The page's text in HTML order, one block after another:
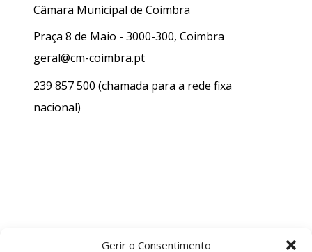
Gerir o Consentimento
Câmara Municipal de Coimbra
Praça 8 de Maio - 3000-300, Coimbra
geral@cm-coimbra.pt
239 857 500 (chamada para a rede fixa
nacional)